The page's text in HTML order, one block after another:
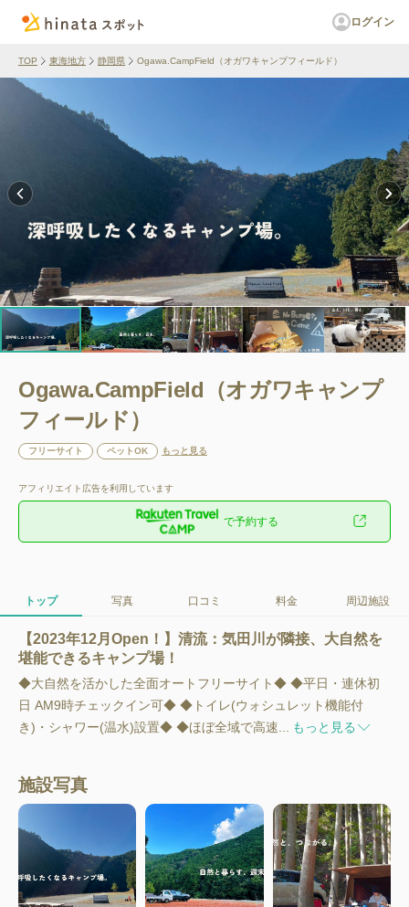
ログイン
TOP 東海地方 静岡県 Ogawa.CampField（オガワキャンプフィールド）
Ogawa.CampField（オガワキャンプ
フィールド）
フリーサイト ペットOK もっと見る
アフィリエイト広告を利用しています
で予約する
トップ 写真 口コミ 料金 周辺施設
【2023年12月Open！】清流：気田川が隣接、大自然を
堪能できるキャンプ場！
◆大自然を活かした全面オートフリーサイト◆ ◆平日・連休初
日 AM9時チェックイン可◆ ◆トイレ(ウォシュレット機能付
き)・シャワー(温水)設置◆ ◆ほぼ全域で高速...
もっと見る
施設写真